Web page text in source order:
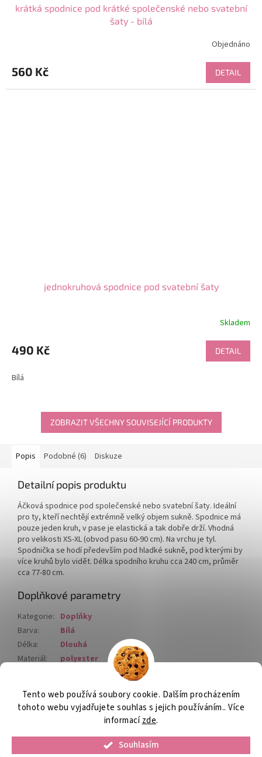
Tento web používá soubory cookie. Dalším procházením
tohoto webu vyjadřujete souhlas s jejich používáním.. Více
informacízde.
Souhlasím
krátká spodnice pod krátké společenské nebo svatební
šaty - bílá
produktu
je
5,0
Objednáno
560 Kč DETAIL
jednokruhová spodnice pod svatební šaty
Skladem
490 Kč DETAIL
Bílá
ZOBRAZIT VŠECHNY SOUVISEJÍCÍ PRODUKTY
Popis Podobné (6) Diskuze
Detailní popis produktu
Áčková spodnice pod společenské nebo svatební šaty. Ideální
pro ty, kteří nechtějí extrémně velký objem sukně. Spodnice má
pouze jeden kruh, v pase je elastická a tak dobře drží. Vhodná
pro velikosti XS-XL (obvod pasu 60-90 cm). Na vrchu je tyl.
Spodnička se hodí především pod hladké sukně, pod kterými by
více kruhů bylo vidět. Délka spodního kruhu cca 240 cm, průměr
cca 77-80 cm.
Doplňkové parametry
Kategorie: Doplňky
Barva:
Bílá
Délka:
Dlouhá
Materiál:
polyester